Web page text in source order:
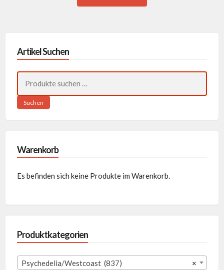
Artikel Suchen
nach:
Suchen
Warenkorb
Es befinden sich keine Produkte im Warenkorb.
Produktkategorien
×
Psychedelia/Westcoast (837)